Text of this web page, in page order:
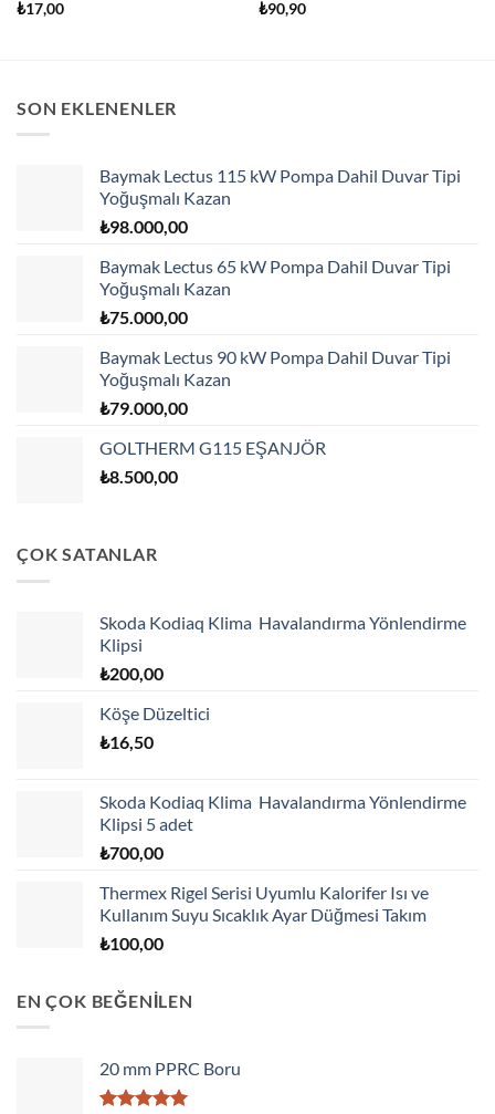
₺17,00 ₺90,90
SON EKLENENLER
Baymak Lectus 115 kW Pompa Dahil Duvar Tipi
Yoğuşmalı Kazan
₺98.000,00
Baymak Lectus 65 kW Pompa Dahil Duvar Tipi
Yoğuşmalı Kazan
₺75.000,00
Baymak Lectus 90 kW Pompa Dahil Duvar Tipi
Yoğuşmalı Kazan
₺79.000,00
GOLTHERM G115 EŞANJÖR
₺8.500,00
ÇOK SATANLAR
Skoda Kodiaq Klima Havalandırma Yönlendirme
Klipsi
₺200,00
Köşe Düzeltici
₺16,50
Skoda Kodiaq Klima Havalandırma Yönlendirme
Klipsi 5 adet
₺700,00
Thermex Rigel Serisi Uyumlu Kalorifer Isı ve
Kullanım Suyu Sıcaklık Ayar Düğmesi Takım
₺100,00
EN ÇOK BEĞENİLEN
20 mm PPRC Boru